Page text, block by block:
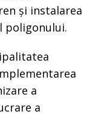
și instalarea
poligonului.
a
a